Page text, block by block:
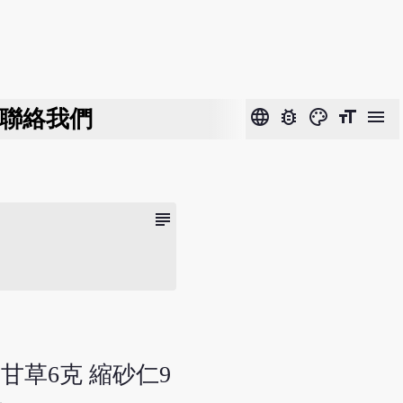
絡我們 language bug_report color_lens format_size menu
subject
草6克 縮砂仁9